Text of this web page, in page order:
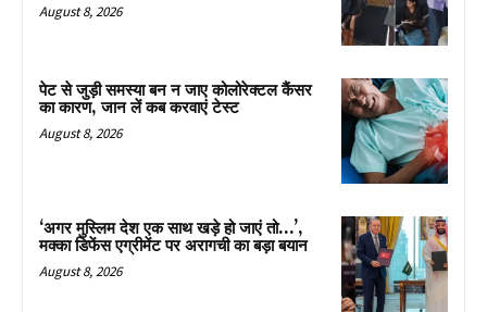
August 8, 2026
पेट से जुड़ी समस्या बन न जाए कोलोरेक्टल कैंसर
का कारण, जान लें कब करवाएं टेस्ट
August 8, 2026
‘अगर मुस्लिम देश एक साथ खड़े हो जाएं तो…’,
मक्का डिफेंस एग्रीमेंट पर अरागची का बड़ा बयान
August 8, 2026